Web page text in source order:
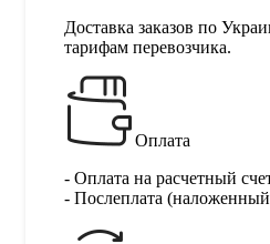
Доставка заказов по
тарифам перевозчика.
Оплата
- Оплата на расчетный
- Послеплата